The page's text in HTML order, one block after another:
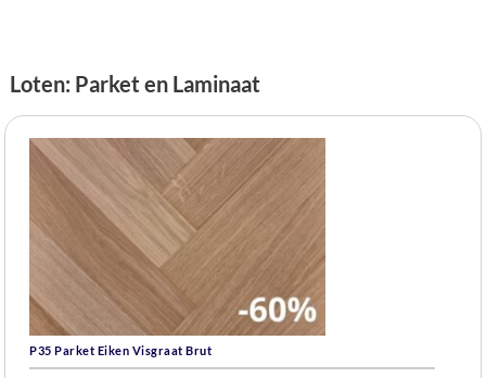
Loten: Parket en Laminaat
P35 Parket Eiken Visgraat Brut